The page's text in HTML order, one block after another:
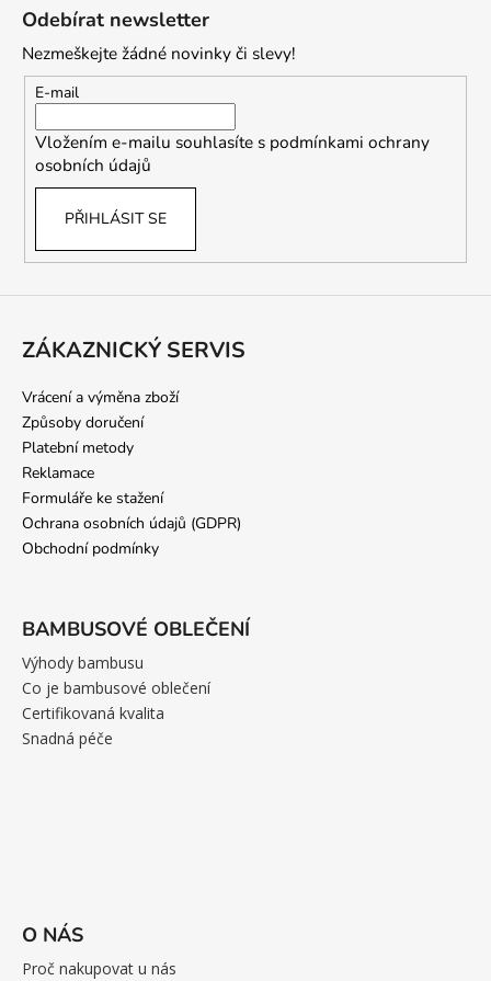
Odebírat newsletter
Nezmeškejte žádné novinky či slevy!
E-mail
Vložením e-mailu souhlasíte s podmínkami ochrany
osobních údajů
PŘIHLÁSIT SE
ZÁKAZNICKÝ SERVIS
Vrácení a výměna zboží
Způsoby doručení
Platební metody
Reklamace
Formuláře ke stažení
Ochrana osobních údajů (GDPR)
Obchodní podmínky
BAMBUSOVÉ OBLEČENÍ
Výhody bambusu
Co je bambusové oblečení
Certifikovaná kvalita
Snadná péče
O NÁS
Proč nakupovat u nás